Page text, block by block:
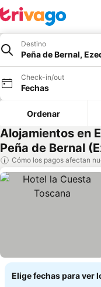
Destino
Peña de Bernal,
Check-in/out
Fechas
Ordenar
Alojamientos en
Peña de Bernal
Cómo los pagos afectan
Elige fechas para ver